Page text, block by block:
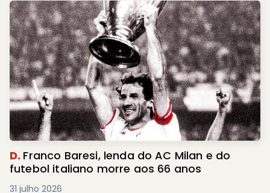
D. Franco Baresi, lenda do AC Milan e do
futebol italiano morre aos 66 anos
31 julho 2026